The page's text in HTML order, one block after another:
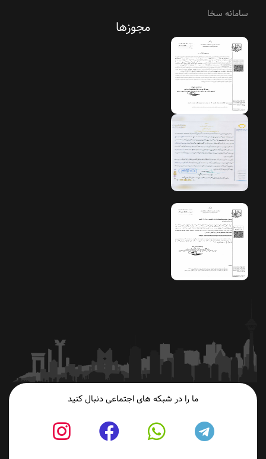
سامانه سخا
مجوزها
ما را در شبکه های اجتماعی دنبال کنید
fab
fab
fab
fab